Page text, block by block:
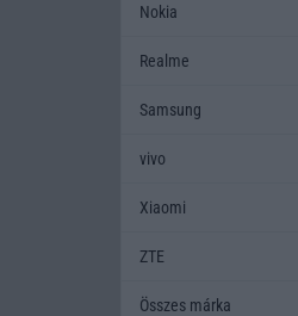
Nokia
Realme
Samsung
vivo
Xiaomi
ZTE
Összes márka